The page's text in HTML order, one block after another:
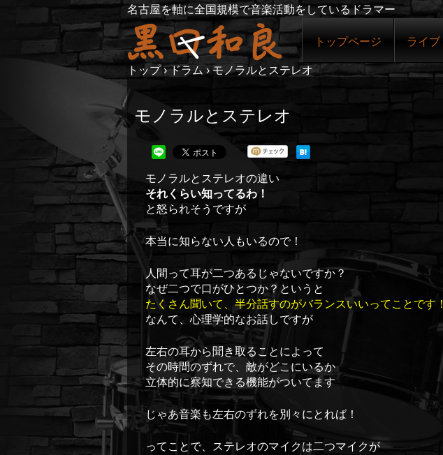
名古屋を軸に全国規模で音楽活動をしているドラマー
トップページ ライブ
トップ › ドラム › モノラルとステレオ
モノラルとステレオ
モノラルとステレオの違い
それくらい知ってるわ！
と怒られそうですが
本当に知らない人もいるので！
人間って耳が二つあるじゃないですか？
なぜ二つで口がひとつか？というと
たくさん聞いて、半分話すのがバランスいいってことです！
なんて、心理学的なお話しですが
左右の耳から聞き取ることによって
その時間のずれで、敵がどこにいるか
立体的に察知できる機能がついてます
じゃあ音楽も左右のずれを別々にとれば！
ってことで、ステレオのマイクは二つマイクが